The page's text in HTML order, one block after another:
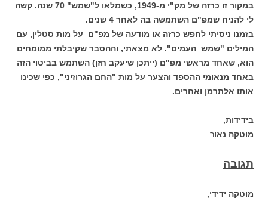
במקור זו כרזה של מק"י מ-1949, כשמלאו ל"שמש" 70 שנה. קשה
לי להניח שמפ"ם השתמשה בה לאחר 4 שנים.
בזמנו ניסיתי לחפש כרזה או מודעה של מפ"ם על מות סטלין, עם
המילים "שמש העמים". לא מצאתי, וההסבר שקיבלתי ממומחים
הוא, שאחד מראשי מפ"ם (ייתכן שיעקב חזן) השתמש בביטוי הזה
באחד מנאומי ההספד והצער על מות "החם הגרוזיני", כפי שכינו
אותו אלתרמן ואחרים.
בידידות,
מוטקה נאור
תגובה
מוטקה ידידי,